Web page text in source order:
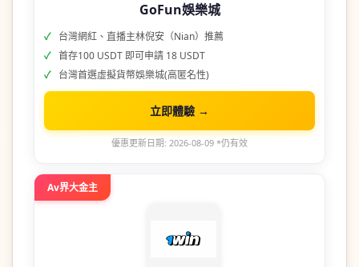
GoFun娛樂城
台灣網紅、直播主林倪安（Nian）推薦
首存100 USDT 即可申請 18 USDT
台灣首選虛擬貨幣娛樂城(高匿名性)
立即體驗 →
優惠更新日期: 2026-08-09 *仍有效
Av界大金主